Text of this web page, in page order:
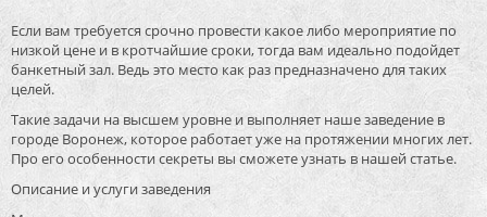
Если вам требуется срочно провести какое либо мероприятие по
низкой цене и в кротчайшие сроки, тогда вам идеально подойдет
банкетный зал. Ведь это место как раз предназначено для таких
целей.
Такие задачи на высшем уровне и выполняет наше заведение в
городе Воронеж, которое работает уже на протяжении многих лет.
Про его особенности секреты вы сможете узнать в нашей статье.
Описание и услуги заведения